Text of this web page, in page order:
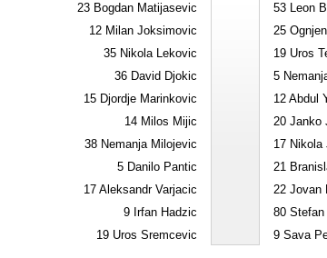
23Bogdan Matijasevic
12Milan Joksimovic
35Nikola Lekovic
36David Djokic
15Djordje Marinkovic
14Milos Mijic
38Nemanja Milojevic
5Danilo Pantic
17Aleksandr Varjacic
9Irfan Hadzic
19Uros Sremcevic
53Leon
25
19Uros
5
12Abdul
20Janko
17Nikola
21
22Jovan
80Stefan
9Sava